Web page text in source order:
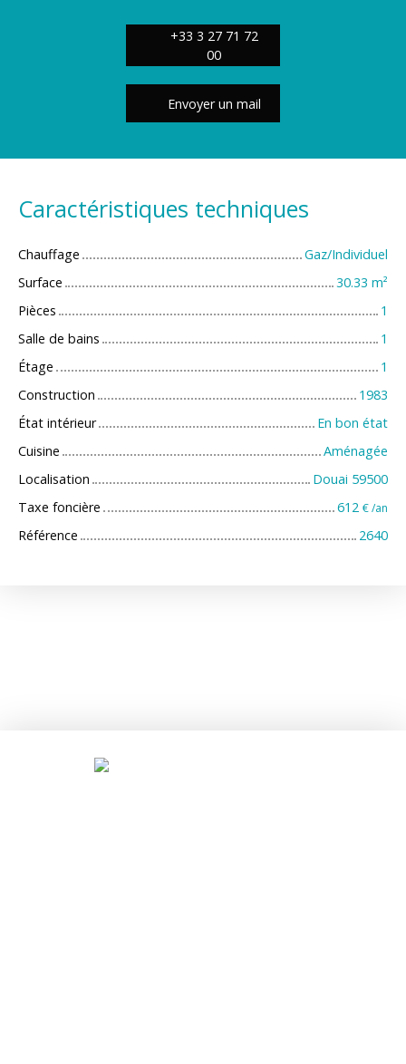
+33 3 27 71 72
00
Envoyer un mail
Caractéristiques techniques
Chauffage
Gaz/Individuel
Surface
30.33 m²
Pièces
1
Salle de bains
1
Étage
1
Construction
1983
État intérieur
En bon état
Cuisine
Aménagée
Localisation
Douai 59500
Taxe foncière
612 € /an
Référence 2640